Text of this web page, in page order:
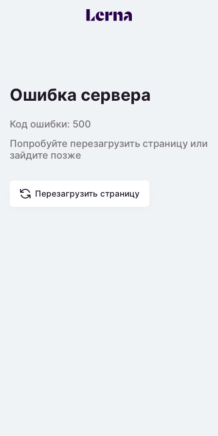
Ошибка сервера
Код ошибки: 500
Попробуйте перезагрузить страницу или
зайдите позже
Перезагрузить страницу